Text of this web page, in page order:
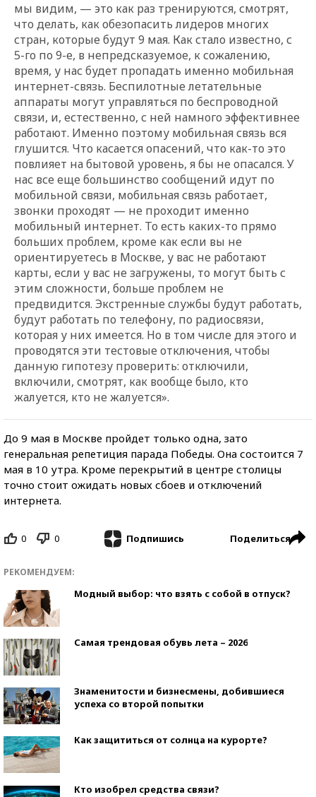
мы видим, — это как раз тренируются, смотрят,
что делать, как обезопасить лидеров многих
стран, которые будут 9 мая. Как стало известно, с
5-го по 9-е, в непредсказуемое, к сожалению,
время, у нас будет пропадать именно мобильная
интернет-связь. Беспилотные летательные
аппараты могут управляться по беспроводной
связи, и, естественно, с ней намного эффективнее
работают. Именно поэтому мобильная связь вся
глушится. Что касается опасений, что как-то это
повлияет на бытовой уровень, я бы не опасался. У
нас все еще большинство сообщений идут по
мобильной связи, мобильная связь работает,
звонки проходят — не проходит именно
мобильный интернет. То есть каких-то прямо
больших проблем, кроме как если вы не
ориентируетесь в Москве, у вас не работают
карты, если у вас не загружены, то могут быть с
этим сложности, больше проблем не
предвидится. Экстренные службы будут работать,
будут работать по телефону, по радиосвязи,
которая у них имеется. Но в том числе для этого и
проводятся эти тестовые отключения, чтобы
данную гипотезу проверить: отключили,
включили, смотрят, как вообще было, кто
жалуется, кто не жалуется».
До 9 мая в Москве пройдет только одна, зато
генеральная репетиция парада Победы. Она состоится 7
мая в 10 утра. Кроме перекрытий в центре столицы
точно стоит ожидать новых сбоев и отключений
интернета.
0 0 Подпишись Поделиться
РЕКОМЕНДУЕМ:
Модный выбор: что взять с собой в отпуск?
Самая трендовая обувь лета – 2026
Знаменитости и бизнесмены, добившиеся
успеха со второй попытки
Как защититься от солнца на курорте?
Кто изобрел средства связи?